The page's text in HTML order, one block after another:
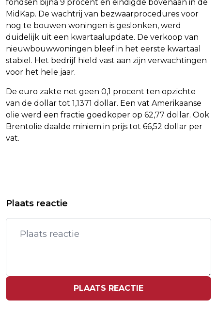
fondsen bijna 9 procent en eindigde bovenaan in de
MidKap. De wachtrij van bezwaarprocedures voor
nog te bouwen woningen is geslonken, werd
duidelijk uit een kwartaalupdate. De verkoop van
nieuwbouwwoningen bleef in het eerste kwartaal
stabiel. Het bedrijf hield vast aan zijn verwachtingen
voor het hele jaar.
De euro zakte net geen 0,1 procent ten opzichte
van de dollar tot 1,1371 dollar. Een vat Amerikaanse
olie werd een fractie goedkoper op 62,77 dollar. Ook
Brentolie daalde miniem in prijs tot 66,52 dollar per
vat.
DWANGSOMMEN OPLEGGEN VOOR
GOUDEN TICKET AWARD VOOR
THEATERSHOW NIEUWE BUREN
Plaats reactie
PLAATS REACTIE